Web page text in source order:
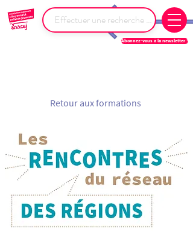
Abonnez-vous à la newsletter !
Retour aux formations